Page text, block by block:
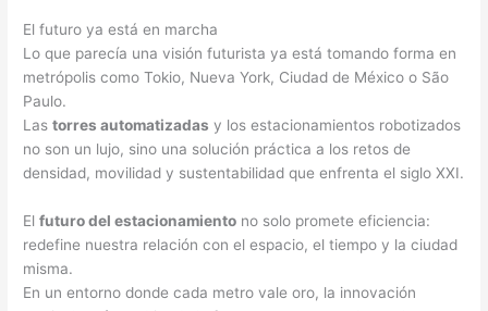
El futuro ya está en marcha
Lo que parecía una visión futurista ya está tomando forma en
metrópolis como Tokio, Nueva York, Ciudad de México o São
Paulo.
Lastorres automatizadas y los estacionamientos robotizados
no son un lujo, sino una solución práctica a los retos de
densidad, movilidad y sustentabilidad que enfrenta el siglo XXI.
Elfuturo del estacionamiento no solo promete eficiencia:
redefine nuestra relación con el espacio, el tiempo y la ciudad
misma.
En un entorno donde cada metro vale oro, la innovación